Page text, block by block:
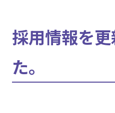
採用情報を
た。